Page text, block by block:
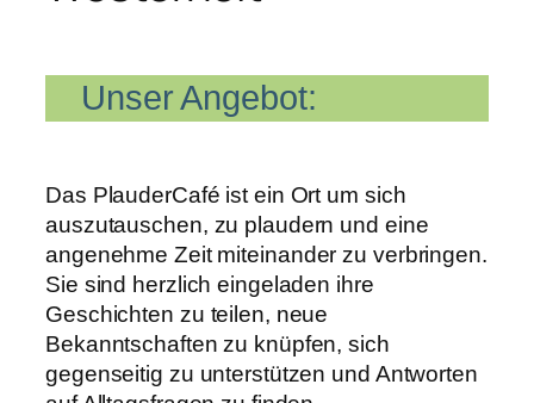
Unser Angebot:
Das PlauderCafé ist ein Ort um sich
auszutauschen, zu plaudern und eine
angenehme Zeit miteinander zu verbringen.
Sie sind herzlich eingeladen ihre
Geschichten zu teilen, neue
Bekanntschaften zu knüpfen, sich
gegenseitig zu unterstützen und Antworten